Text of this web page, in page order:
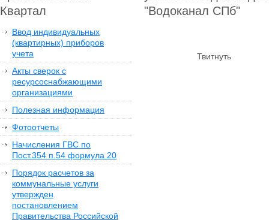
Квартал
Ввод индивидуальных
(квартирных) приборов
учета
Акты сверок с
ресурсоснабжающими
организациями
Полезная информация
Фотоотчеты
Начисления ГВС по
Пост.354 п.54 формула 20
Порядок расчетов за
коммунальные услуги
утвержден
постановлением
Правительства Российской
"Водоканал СПб"
Твитнуть